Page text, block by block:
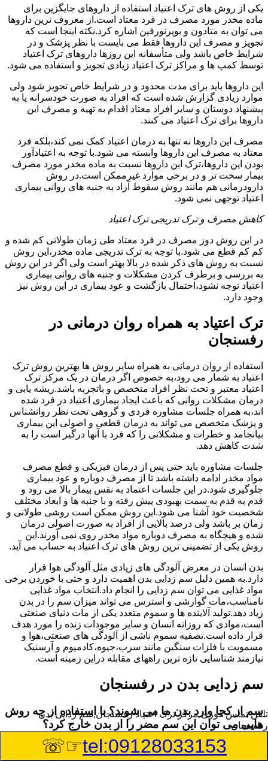
یکی از روش های ترک اعتیاد استفاده از داروهای جایگزین برای
ماده مخدر مورد مصرف در فرد معتاد است.از معروف ترین داروها
می توان به متادون و بوپرنورفین اشاره کرد.نکته اینجا است که
تجویز و مصرف این داروها فقط می بایست با نظر پزشک و در
شرایط خاص باشد ولی متأسفانه این روزها داروهای ترک اعتیاد
توسط کمپ ها و مراکز ترک اعتیاد زیادی تجویز و استفاده می شود.
این داروها باید برای مدت محدود و در شرایط خاص تجویز شود ولی
موارد زیادی گزارش شده است که افراد به صورت خودسرانه یا به
پیشنهاد دوستان و سایر افراد معتاد اقدام به تهیه و مصرف این
داروها برای ترک اعتیاد می کنند.
مصرف این داروها نه تنها به درمان اعتیاد کمک نمی کند،بلکه فرد
معتاد به مصرف این داروها وابسته می شود.با توجه به اعتیادآور
بودن این داروها،ترک این داروها نسبت به ماده مخدر مورد مصرف
بیمار سخت تر و در برخی موارد غیرممکن است.در روش
دارودرمانی هم مانند روش سقوط آزاد به جنبه های روانی بیماری
اعتیاد توجهی نمی شود.
کاهش مصرف و ترک تدریجی ترک اعتیاد
در این روش دوز مصرف در فرد معتاد طی زمان طولانی کم شده و
کم کم قطع می شود.با توجه به ترک تدریجی ماده مخدر،این روش
نسبت به روش های ذکر شده در بالا بهتر است ولی اگر در این روش
به بررسی و برطرف کردن مشکلات و جنبه های روانی بیماری
اعتیاد توجه نشود،احتمال بازگشت و عود بیماری در این روش نیز
وجود دارد.
ترک اعتیاد به همراه روان درمانی در
رفسنجان
استفاده از روان درمانی به همراه سایر روش ها بهترین روش ترک
اعتیاد به شمار می رود،به خصوص اگر درمان در یک مرکز ترک
اعتیاد معتبر و تحت نظر افراد متخصص و باتجربه باشد.ریشه یابی و
درمان مشکلات روانی که باعث ایجاد بیماری اعتیاد در فرد شده
اند،به همراه جلسات مشاوره فردی و گروهی تحت نظر روانشناس
و پزشک متخصص می تواند به درمان قطعی و اصولی این بیماری
بیانجامد و خطرات و مشکلاتی را که فرد با آنها درگیر است را به
شدت کاهش دهد.
جلسات مشاوره باید حتی پس از درمان فیزیکی و قطع مصرف
مواد مخدر ادامه داشته باشد تا از مصرف دوباره و عود بیماری
جلوگیری شود.در این جلسات اعتماد به نفس بیمار بالا می رود و
قدم به قدم به سمت بهبودی پیش رفته و با جنبه ها و ابعاد مختلف
شخصیت خود آشنا می شود.این روش ممکن است روشی طولانی و
زمان بر باشد ولی درصد بالایی از افراد به صورت اصولی درمان
شده و هیچگاه به مصرف دوباره مواد مخدر روی نمی آورند.این
روش یکی از تضمینی ترین روش های ترک اعتیاد به حساب می آید.
بدن انسان در معرض آلودگی های زیادی مثل آلودگی هوا قرار
دارد.به همین دلیل سم زدایی بدن اهمیت دارد و حتی با خوردن برخی
مواد غذایی می توان سم زدایی را انجام داد.انتخاب مواد غذایی
نامناسب،مات گوارشی و استرس می تواند میزان سم را در بدن
زیاد دهد.تولید آلاینده ها و سموم متعدد یکی از مات دنیای صنعتی
است،موادی که روزانه انسان و سایر موجودات زنده را مورد هدف
قرار داده است.تصفیه سموم ناشی از آلودگی های صنعتی،هوا و
مسمویت با فلزات سنگین مانند سرب،جیوه،کادمیوم و آرسنیک
نیازمند شناسایی تازه ترین راههای مقابله دراین زمینه است.
سم زدایی بدن در رفسنجان
سم از کجا وارد بدن ما می شوند؟ با استفاده از چه روش
هایی می توان این سم مضر را از بدن خارج کرد؟
بطور کلی سم موجود در بدن به دو گروه عمده تقسیم می
تلفن تماس فوریمرکز ترک اعتیاد رفسنجان,سم زدایی بدن
رفسنجان
tel:09128033153
☞☏